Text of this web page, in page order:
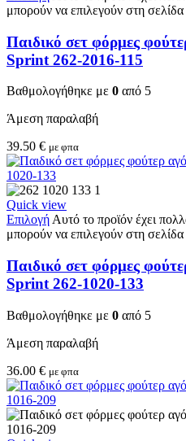
μπορούν να επιλεγούν στη σελίδα
Παιδικό σετ φόρμες
Sprint 262-2016-115
Βαθμολογήθηκε με 0 από 5
Άμεση παραλαβή
39.50 € με φπα
Quick view
ΕπιλογήΑυτό το προϊόν έχει
μπορούν να επιλεγούν στη σελίδα
Παιδικό σετ φόρμες
Sprint 262-1020-133
Βαθμολογήθηκε με 0 από 5
Άμεση παραλαβή
36.00 € με φπα